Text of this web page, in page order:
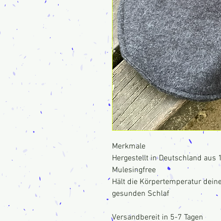
Merkmale
Hergestellt in Deutschland aus
Mulesingfree
Hält die Körpertemperatur
gesunden Schlaf
Versandbereit in 5-7 Tagen